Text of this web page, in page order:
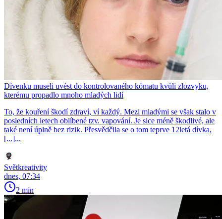
Dívenku museli uvést do kontrolovaného kómatu kvůli zlozvyku,
kterému propadlo mnoho mladých lidí
To, že kouření škodí zdraví, ví každý. Mezi mladými se však stalo v
posledních letech oblíbené tzv. vapování. Je sice méně škodlivé, ale
také není úplně bez rizik. Přesvědčila se o tom teprve 12letá dívka,
[...]...
Světkreativity
dnes, 07:34
2 min